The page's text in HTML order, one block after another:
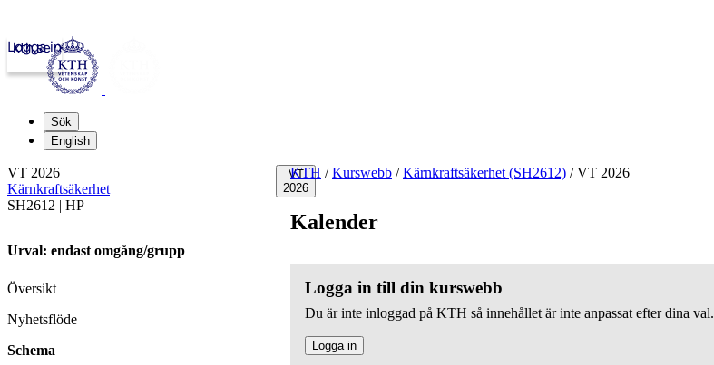
kth.se
Logga in
Sök
English
VT
2026
KTH / Kurswebb / Kärnkraftsäkerhet (SH2612) /VT 2026
Kalender
Logga in till din kurswebb
Du är inte inloggad på KTH så innehållet är inte anpassat efter dina val.
Logga in
VT 2026
Kärnkraftsäkerhet
SH2612 | HP
Urval: endast omgång/grupp
Översikt
Nyhetsflöde
Schema